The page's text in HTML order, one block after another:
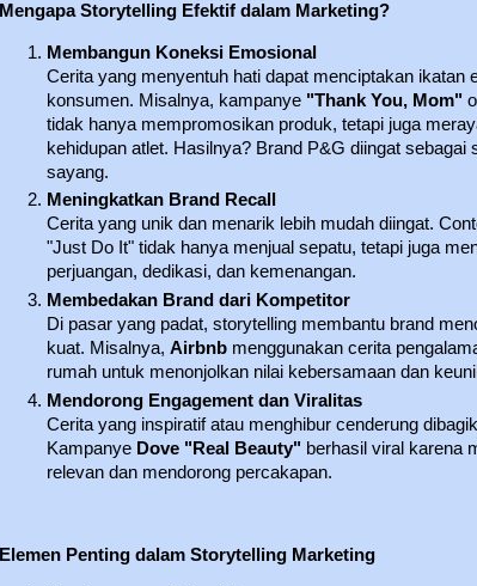
Mengapa Storytelling Efektif dalam Marketing?
Membangun Koneksi Emosional
Cerita yang menyentuh hati dapat menciptakan ikatan
konsumen. Misalnya, kampanye "Thank You, Mom"
tidak hanya mempromosikan produk, tetapi juga
kehidupan atlet. Hasilnya? Brand P&G diingat sebagai
sayang.
Meningkatkan Brand Recall
Cerita yang unik dan menarik lebih mudah diingat.
"Just Do It" tidak hanya menjual sepatu, tetapi juga
perjuangan, dedikasi, dan kemenangan.
Membedakan Brand dari Kompetitor
Di pasar yang padat, storytelling membantu brand
kuat. Misalnya, Airbnb menggunakan cerita
rumah untuk menonjolkan nilai kebersamaan dan
Mendorong Engagement dan Viralitas
Cerita yang inspiratif atau menghibur cenderung
Kampanye Dove "Real Beauty" berhasil viral karena
relevan dan mendorong percakapan.
Elemen Penting dalam Storytelling Marketing